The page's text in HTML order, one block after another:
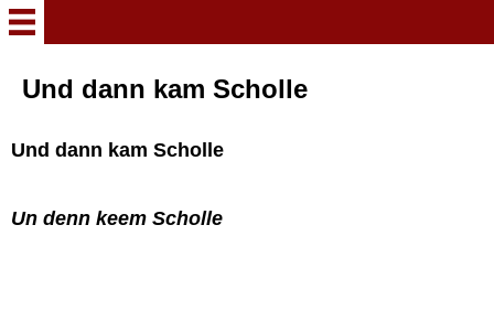
Herzlich Willkommen
Meine Stücke
Mozart küsst
Und dann kam Scholle
Und dann kam Scholle
Un denn keem Scholle